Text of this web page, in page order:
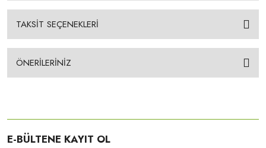
TAKSİT SEÇENEKLERİ
ÖNERİLERİNİZ
E-BÜLTENE KAYIT OL